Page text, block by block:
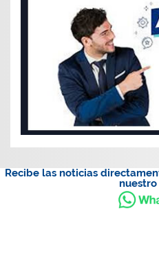
Recibe las noticias